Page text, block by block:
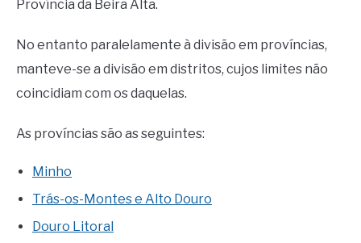
Província da Beira Alta.
No entanto paralelamente à divisão em províncias,
manteve-se a divisão em distritos, cujos limites não
coincidiam com os daquelas.
As províncias são as seguintes:
Minho
Trás-os-Montes e Alto Douro
Douro Litoral